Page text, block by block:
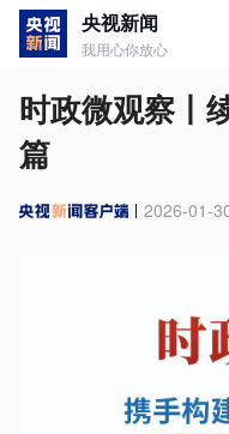
央视新闻
我用心你放心
时政微观察丨
篇
2026-01-